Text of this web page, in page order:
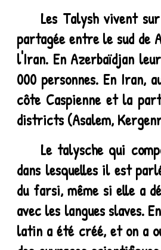
Les Talysh vivent
partagée entre le sud de
l'Iran. En Azerbaïdjan
000 personnes. En Iran,
côte Caspienne et la
districts (Asalem,
Le talysche qui
dans lesquelles il est
du farsi, même si elle a
avec les langues slaves.
latin a été créé, et on a